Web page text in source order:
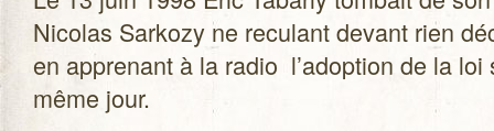
Nico­las Sar­kozy ne recu­lant devant rien
en appre­nant à la radio l’adoption de la
même jour.